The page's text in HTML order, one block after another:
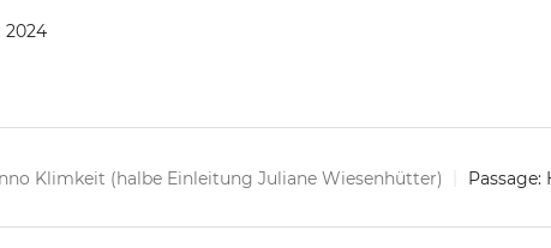
2024
Klimkeit (halbe Einleitung Juliane Wiesenhütter) Passage: